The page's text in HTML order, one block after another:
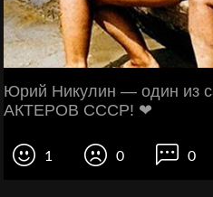
Юрий Никулин — один из
АКТЕРОВ СССР! ❤
1 0 0